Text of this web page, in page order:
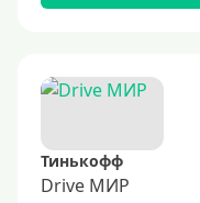
Тинькофф
Drive МИР